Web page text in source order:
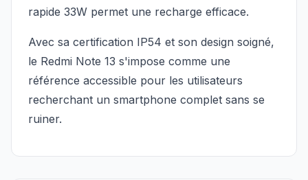
rapide 33W permet une recharge efficace.
Avec sa certification IP54 et son design soigné,
le Redmi Note 13 s'impose comme une
référence accessible pour les utilisateurs
recherchant un smartphone complet sans se
ruiner.